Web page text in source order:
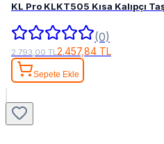
KL Pro KLKT505 Kısa Kalıpçı
(0)
2.793,00 TL 2.457,84 TL
Sepete Ekle